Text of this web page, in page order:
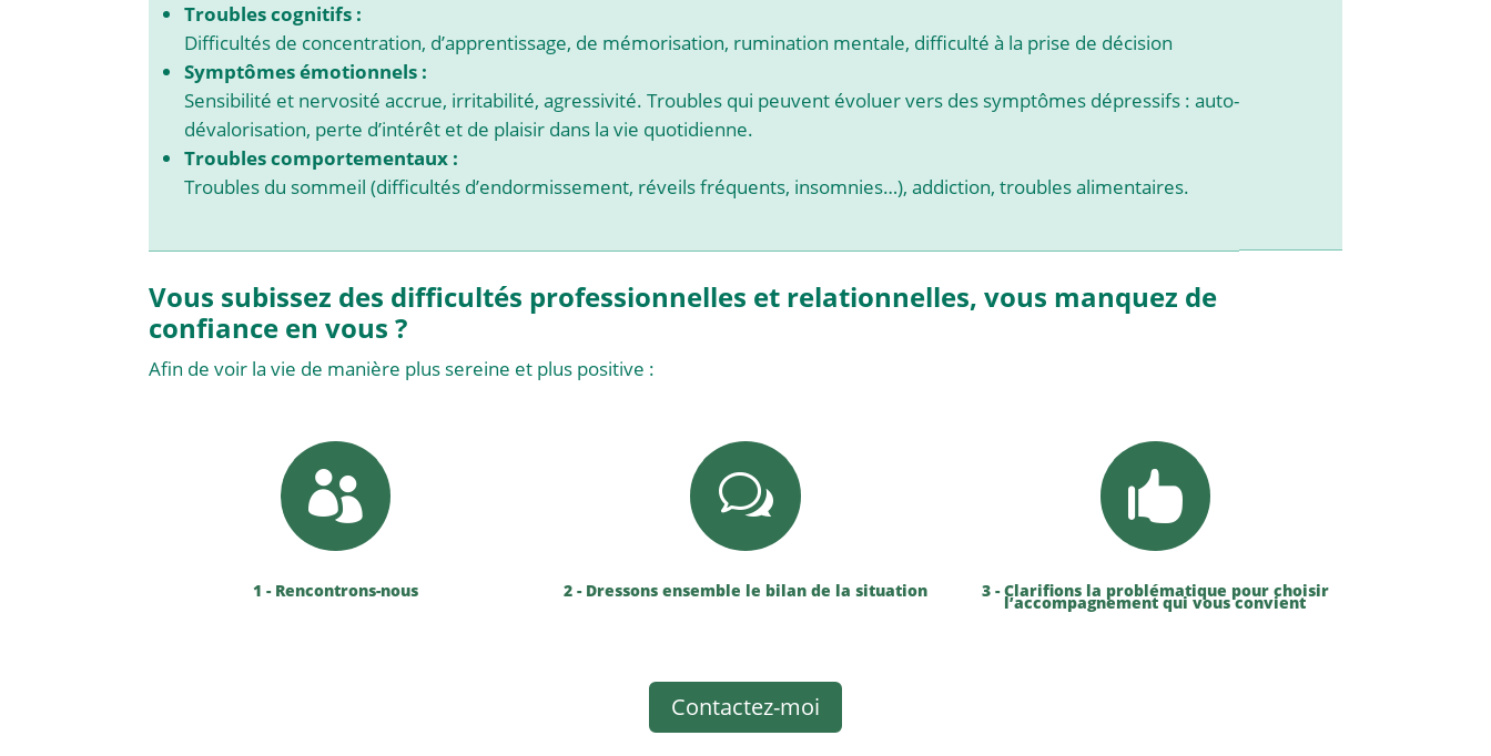
Troubles cognitifs :
Difficultés de concentration, d’apprentissage, de mémorisation, rumination mentale, difficulté à la prise de décision
Symptômes émotionnels :
Sensibilité et nervosité accrue, irritabilité, agressivité. Troubles qui peuvent évoluer vers des symptômes dépressifs : auto-
dévalorisation, perte d’intérêt et de plaisir dans la vie quotidienne.
Troubles comportementaux :
Troubles du sommeil (difficultés d’endormissement, réveils fréquents, insomnies…), addiction, troubles alimentaires.
Vous subissez des difficultés professionnelles et relationnelles, vous manquez de
confiance en vous ?
Afin de voir la vie de manière plus sereine et plus positive :

1 - Rencontrons-nous
w
2 - Dressons ensemble le bilan de la situation

3 - Clarifions la problématique pour choisir
l’accompagnement qui vous convient
Contactez-moi